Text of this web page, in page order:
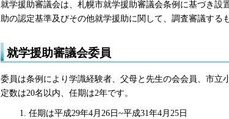
就学援助審議会は、札幌市就学援助審議会条例に基づき
助の認定基準及びその他就学援助に関して、調査審議する
就学援助審議会委員
委員は条例により学識経験者、父母と先生の会会員、市立
定数は20名以内、任期は2年です。
任期は平成29年4月26日~平成31年4月25日